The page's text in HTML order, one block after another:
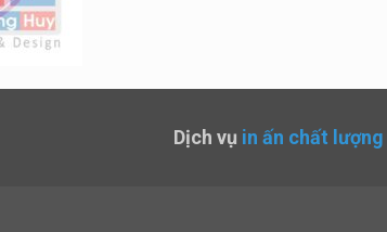
Dịch vụ in ấn chất lượng